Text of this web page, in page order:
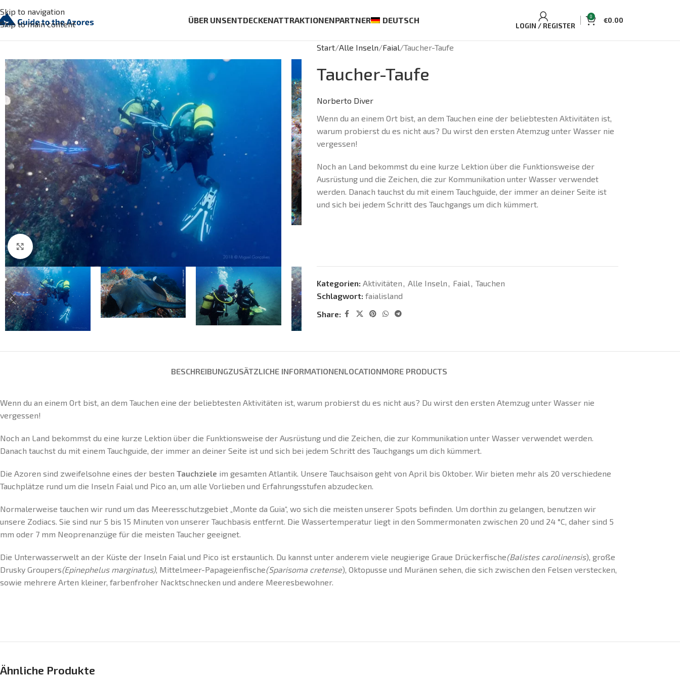
Skip to navigation
Skip to main content
ÜBER UNSENTDECKENATTRAKTIONENPARTNER DEUTSCH
LOGIN / REGISTER
0 €0.00
Click to enlarge
Start Alle Inseln Faial Taucher-Taufe
Taucher-Taufe
Norberto Diver
Wenn du an einem Ort bist, an dem Tauchen eine der beliebtesten Aktivitäten ist,
warum probierst du es nicht aus? Du wirst den ersten Atemzug unter Wasser nie
vergessen!
Noch an Land bekommst du eine kurze Lektion über die Funktionsweise der
Ausrüstung und die Zeichen, die zur Kommunikation unter Wasser verwendet
werden. Danach tauchst du mit einem Tauchguide, der immer an deiner Seite ist
und sich bei jedem Schritt des Tauchgangs um dich kümmert.
Kategorien: Aktivitäten, Alle Inseln, Faial, Tauchen
Schlagwort: faialisland
Share:
BESCHREIBUNGZUSÄTZLICHE INFORMATIONENLOCATIONMORE PRODUCTS
Wenn du an einem Ort bist, an dem Tauchen eine der beliebtesten Aktivitäten ist, warum probierst du es nicht aus? Du wirst den ersten Atemzug unter Wasser nie
vergessen!
Noch an Land bekommst du eine kurze Lektion über die Funktionsweise der Ausrüstung und die Zeichen, die zur Kommunikation unter Wasser verwendet werden.
Danach tauchst du mit einem Tauchguide, der immer an deiner Seite ist und sich bei jedem Schritt des Tauchgangs um dich kümmert.
Die Azoren sind zweifelsohne eines der besten Tauchziele im gesamten Atlantik. Unsere Tauchsaison geht von April bis Oktober. Wir bieten mehr als 20 verschiedene
Tauchplätze rund um die Inseln Faial und Pico an, um alle Vorlieben und Erfahrungsstufen abzudecken.
Normalerweise tauchen wir rund um das Meeresschutzgebiet „Monte da Guia“, wo sich die meisten unserer Spots befinden. Um dorthin zu gelangen, benutzen wir
unsere Zodiacs. Sie sind nur 5 bis 15 Minuten von unserer Tauchbasis entfernt. Die Wassertemperatur liegt in den Sommermonaten zwischen 20 und 24 °C, daher sind 5
mm oder 7 mm Neoprenanzüge für die meisten Taucher geeignet.
Die Unterwasserwelt an der Küste der Inseln Faial und Pico ist erstaunlich. Du kannst unter anderem viele neugierige Graue Drückerfische(Balistes carolinensis), große
Drusky Groupers(Epinephelus marginatus), Mittelmeer-Papageienfische(Sparisoma cretense), Oktopusse und Muränen sehen, die sich zwischen den Felsen verstecken,
sowie mehrere Arten kleiner, farbenfroher Nacktschnecken und andere Meeresbewohner.
Ähnliche Produkte